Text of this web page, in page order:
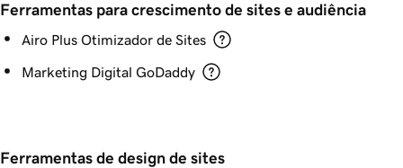
Ferramentas para crescimento de sites e audiência
Airo Plus Otimizador de Sites
Marketing Digital GoDaddy
Ferramentas de design de sites